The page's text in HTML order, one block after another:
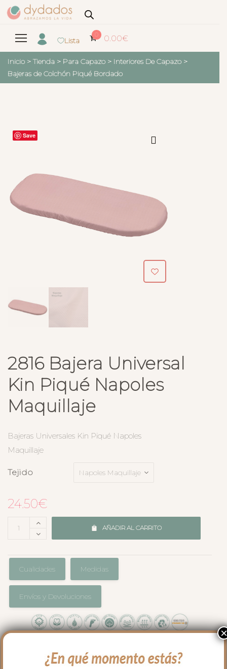
Lista
0 0.00€
Inicio > Tienda > Para Capazo > Interiores De Capazo >
Bajeras de Colchón Piqué Bordado
Save
2816 Bajera Universal
Kin Piqué Napoles
Maquillaje
Bajeras Universales Kin Piqué Napoles
Maquillaje
Tejido
24.50€
AÑADIR AL CARRITO
Cualidades Medidas
Envíos y Devoluciones
Para proteger el colchón de tu capazo o
×